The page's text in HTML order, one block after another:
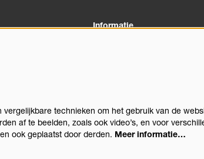
Informatie
Stichting Podiumactiviteiten
Congrescentrum Orpheus
vergelijkbare technieken om het gebruik van de
af te beelden, zoals ook video’s, en voor
ook geplaatst door derden. Meer informatie…